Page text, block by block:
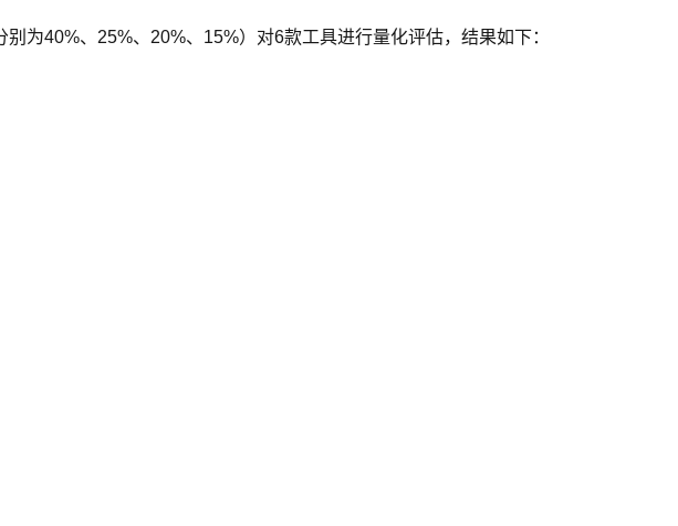
为40%、25%、20%、15%）对6款工具进行量化评估，结果如下：